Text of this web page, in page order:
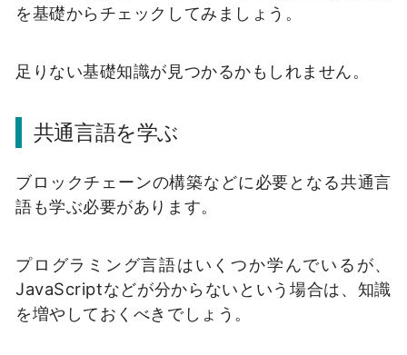
を基礎からチェックしてみましょう。
足りない基礎知識が見つかるかもしれません。
共通言語を学ぶ
ブロックチェーンの構築などに必要となる共通言
語も学ぶ必要があります。
プログラミング言語はいくつか学んでいるが、
JavaScriptなどが分からないという場合は、知識
を増やしておくべきでしょう。